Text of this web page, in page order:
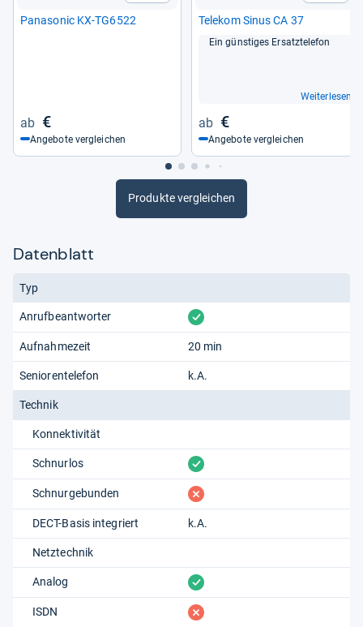
Pana­so­nic KX-​TG6522
€
Angebote vergleichen
Tele­kom Sinus CA 37
Ein güns­ti­ges Ersatz­te­le­fon
Weiterlesen
€
Angebote vergleichen
Produkte vergleichen
Datenblatt
Typ
Anrufbeantworter vorhanden
Aufnahmezeit 20 min
Seniorentelefon k.A.
Technik
Konnektivität
Schnurlos vorhanden
Schnurgebunden fehlt
DECT-Basis integriert k.A.
Netztechnik
Analog vorhanden
ISDN fehlt